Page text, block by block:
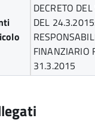
DECRETO
DEL
FINANZIARIO
31.3.2015